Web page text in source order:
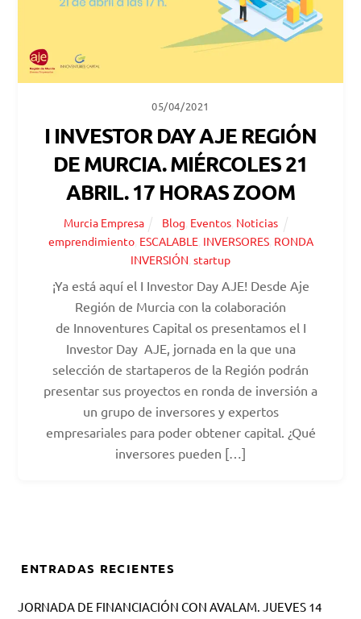
05/04/2021
I INVESTOR DAY AJE REGIÓN
DE MURCIA. MIÉRCOLES 21
ABRIL. 17 HORAS ZOOM
Murcia Empresa Blog Eventos, Noticias
emprendimiento, ESCALABLE, INVERSORES, RONDA
INVERSIÓN startup
¡Ya está aquí el I Investor Day AJE! Desde Aje
Región de Murcia con la colaboración
de Innoventures Capital os presentamos el I
Investor Day AJE, jornada en la que una
selección de startaperos de la Región podrán
presentar sus proyectos en ronda de inversión a
un grupo de inversores y expertos
empresariales para poder obtener capital. ¿Qué
inversores pueden […]
ENTRADAS RECIENTES
JORNADA DE FINANCIACIÓN CON AVALAM. JUEVES 14